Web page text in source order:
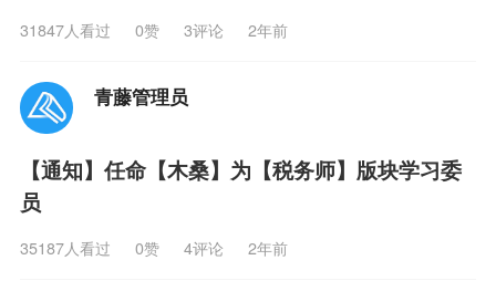
31847人看过 0赞 3评论 2年前
青藤管理员
【通知】任命【木桑】为【税务师】版块学习委
员
35187人看过 0赞 4评论 2年前